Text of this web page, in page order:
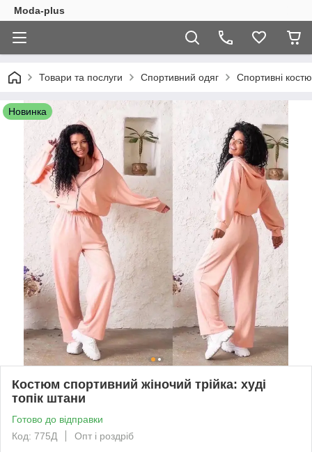
Moda-plus
Товари та послуги Спортивний одяг Спортивні
Новинка
Костюм спортивний жіночий трійка: худі
топік штани
Готово до відправки
Код: 775Д
Опт і роздріб